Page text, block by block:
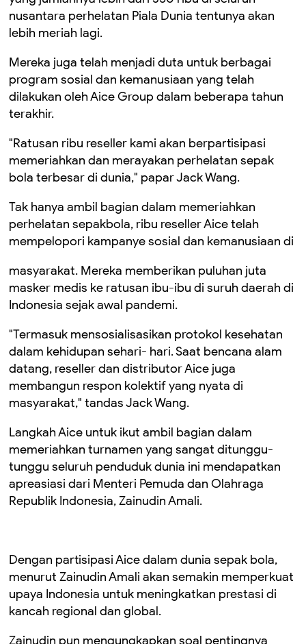
nusantara perhelatan Piala Dunia tentunya akan
lebih meriah lagi.
Mereka juga telah menjadi duta untuk berbagai
program sosial dan kemanusiaan yang telah
dilakukan oleh Aice Group dalam beberapa tahun
terakhir.
"Ratusan ribu reseller kami akan berpartisipasi
memeriahkan dan merayakan perhelatan sepak
bola terbesar di dunia," papar Jack Wang.
Tak hanya ambil bagian dalam memeriahkan
perhelatan sepakbola, ribu reseller Aice telah
mempelopori kampanye sosial dan kemanusiaan di
masyarakat. Mereka memberikan puluhan juta
masker medis ke ratusan ibu-ibu di suruh daerah di
Indonesia sejak awal pandemi.
"Termasuk mensosialisasikan protokol kesehatan
dalam kehidupan sehari- hari. Saat bencana alam
datang, reseller dan distributor Aice juga
membangun respon kolektif yang nyata di
masyarakat," tandas Jack Wang.
Langkah Aice untuk ikut ambil bagian dalam
memeriahkan turnamen yang sangat ditunggu-
tunggu seluruh penduduk dunia ini mendapatkan
apreasiasi dari Menteri Pemuda dan Olahraga
Republik Indonesia, Zainudin Amali.
Dengan partisipasi Aice dalam dunia sepak bola,
menurut Zainudin Amali akan semakin memperkuat
upaya Indonesia untuk meningkatkan prestasi di
kancah regional dan global.
Zainudin pun mengungkapkan soal pentingnya